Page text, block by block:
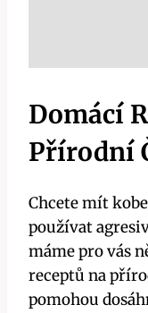
Domácí
Přírodní
Chcete mít
používat
máme pro vás
receptů na
pomohou